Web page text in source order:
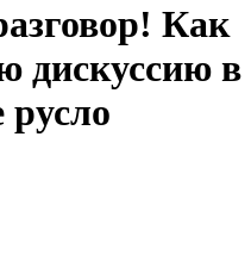
Как
дискуссию в
русло